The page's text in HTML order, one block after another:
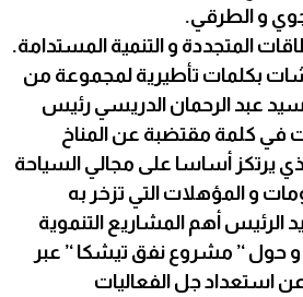
و الطرقي.
المتجددة و التنمية المستدامة.
بكلمات تأطيرية لمجموعة من
عبد الرحمان الدريسي رئيس
في كلمة مقتضبة عن المناخ
يرتكز أساسا على مجالي السياحة
و المؤهلات التي تزخر به
الرئيس أهم المشاريع التنموية
و حول ‘’ مشروع نفق تيشكا ‘’ عبر
استعداد جل الفعاليات